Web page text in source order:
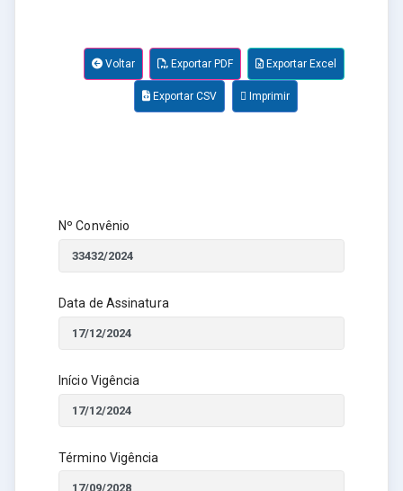
Voltar Exportar PDF Exportar Excel
Exportar CSV Imprimir
Nº Convênio
Data de Assinatura
Início Vigência
Término Vigência